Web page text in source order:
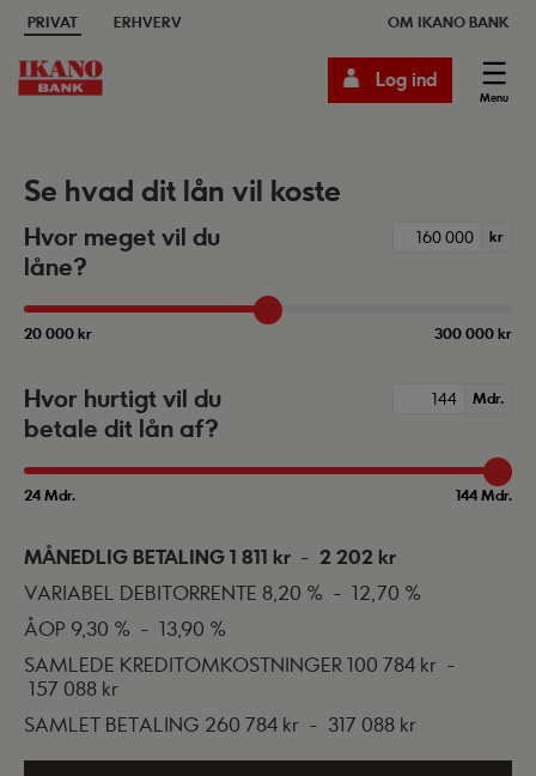
PRIVAT ERHVERV OM IKANO BANK
Menu
Log ind
Se hvad dit lån vil koste
Hvor meget vil du
låne?
kr
20 000 kr 300 000 kr
Hvor hurtigt vil du
betale dit lån af?
Mdr.
24 Mdr. 144 Mdr.
MÅNEDLIG BETALING 1 811 kr - 2 202 kr
VARIABEL DEBITORRENTE 8,20 % - 12,70 %
ÅOP 9,30 % - 13,90 %
SAMLEDE KREDITOMKOSTNINGER 100 784 kr -
157 088 kr
SAMLET BETALING 260 784 kr - 317 088 kr